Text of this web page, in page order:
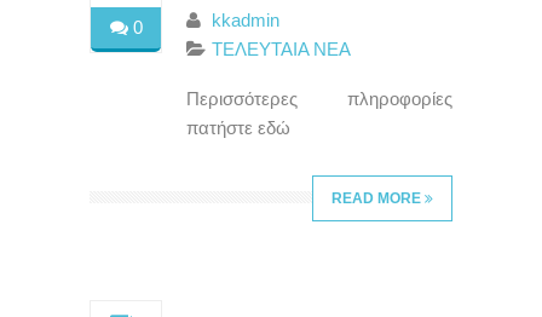
0
kkadmin
ΤΕΛΕΥΤΑΙΑ ΝΕΑ
Περισσότερες πληροφορίες
πατήστε εδώ
READ MORE